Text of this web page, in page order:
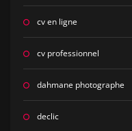
cv en ligne
cv professionnel
dahmane photographe
declic